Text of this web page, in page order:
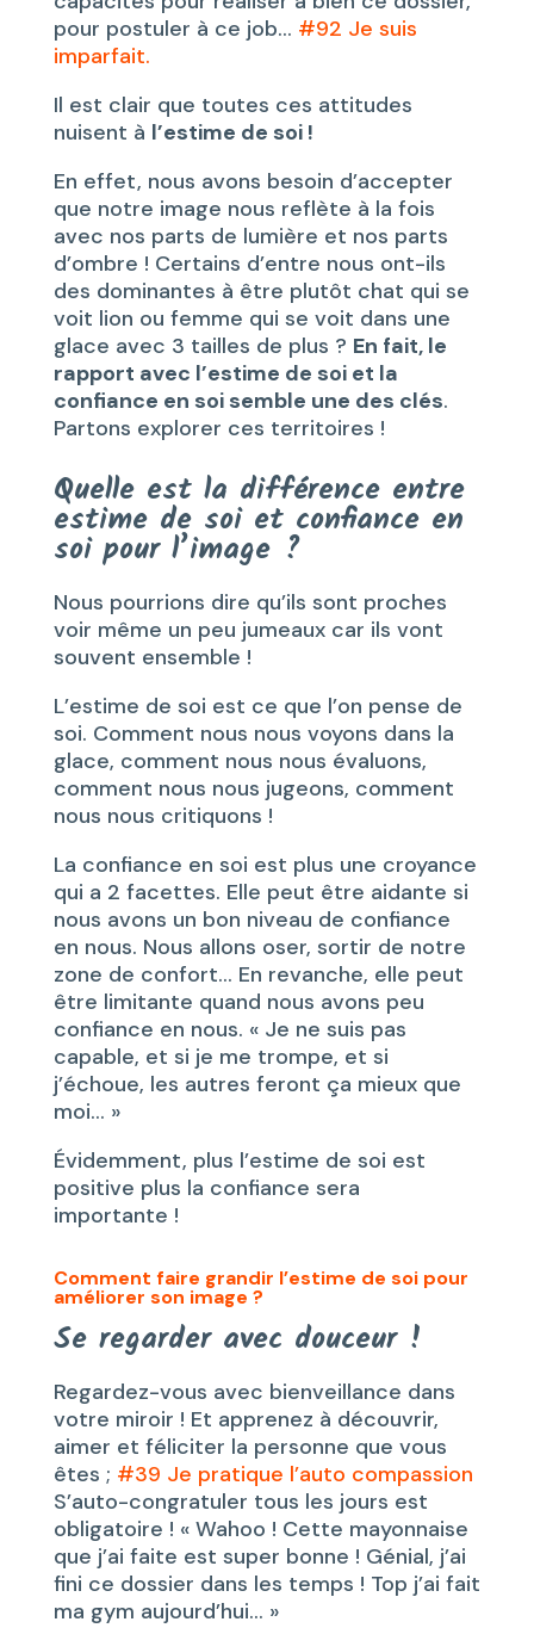
pour postuler à ce job… #92 Je suis
imparfait.
Il est clair que toutes ces attitudes
nuisent à l’estime de soi !
En effet, nous avons besoin d’accepter
que notre image nous reflète à la fois
avec nos parts de lumière et nos parts
d’ombre ! Certains d’entre nous ont-ils
des dominantes à être plutôt chat qui se
voit lion ou femme qui se voit dans une
glace avec 3 tailles de plus ? En fait, le
rapport avec l’estime de soi et la
confiance en soi semble une des clés.
Partons explorer ces territoires !
Quelle est la différence entre
estime de soi et confiance en
soi pour l’image ?
Nous pourrions dire qu’ils sont proches
voir même un peu jumeaux car ils vont
souvent ensemble !
L’estime de soi est ce que l’on pense de
soi. Comment nous nous voyons dans la
glace, comment nous nous évaluons,
comment nous nous jugeons, comment
nous nous critiquons !
La confiance en soi est plus une croyance
qui a 2 facettes. Elle peut être aidante si
nous avons un bon niveau de confiance
en nous. Nous allons oser, sortir de notre
zone de confort… En revanche, elle peut
être limitante quand nous avons peu
confiance en nous. « Je ne suis pas
capable, et si je me trompe, et si
j’échoue, les autres feront ça mieux que
moi… »
Évidemment, plus l’estime de soi est
positive plus la confiance sera
importante !
Comment faire grandir l’estime de soi pour
améliorer son image ?
Se regarder avec douceur !
Regardez-vous avec bienveillance dans
votre miroir ! Et apprenez à découvrir,
aimer et féliciter la personne que vous
êtes ; #39 Je pratique l’auto compassion
S’auto-congratuler tous les jours est
obligatoire ! « Wahoo ! Cette mayonnaise
que j’ai faite est super bonne ! Génial, j’ai
fini ce dossier dans les temps ! Top j’ai fait
ma gym aujourd’hui… »